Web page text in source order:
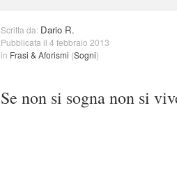
Scritta da: Dario R.
Pubblicata il 4 febbraio 2013
in Frasi & Aforismi (Sogni)
Se non si sogna non si